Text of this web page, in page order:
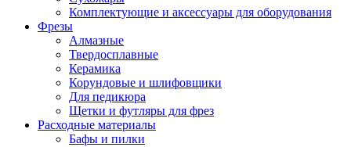
Комплектующие и аксессуары для оборудования
Фрезы
Алмазные
Твердосплавные
Керамика
Корундовые и шлифовщики
Для педикюра
Щетки и футляры для фрез
Расходные материалы
Бафы и пилки